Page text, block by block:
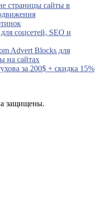
страницы сайты в
соцсетей, SEO и
Advert Blocks для
на сайтах
за 200$ + скидка 15%
защищены.